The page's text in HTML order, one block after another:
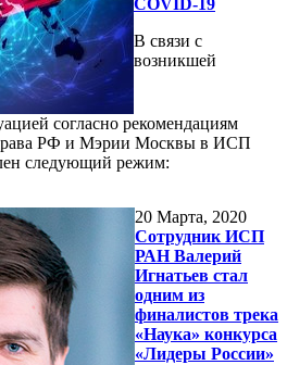
COVID-19
В связи с
возникшей
согласно рекомендациям
РФ и Мэрии Москвы в ИСП
следующий режим:
20 Марта, 2020
Сотрудник ИСП
РАН Валерий
Игнатьев стал
одним из
финалистов трека
«Наука» конкурса
«Лидеры России»